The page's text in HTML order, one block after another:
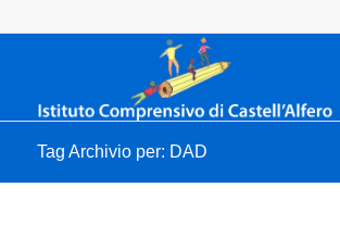
Tag Archivio per: DAD